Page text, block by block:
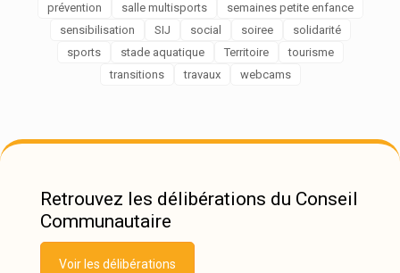
prévention
salle multisports
semaines petite enfance
sensibilisation
SIJ social soiree
solidarité
sports
stade aquatique Territoire
tourisme
transitions
travaux webcams
Retrouvez les délibérations du Conseil
Communautaire
Voir les délibérations